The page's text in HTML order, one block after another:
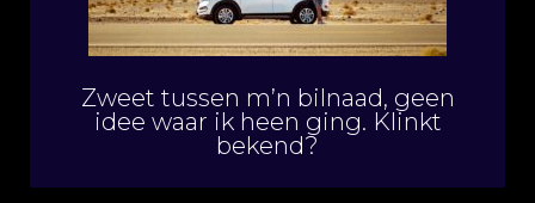
Zweet tussen m’n bilnaad, geen
idee waar ik heen ging. Klinkt
bekend?